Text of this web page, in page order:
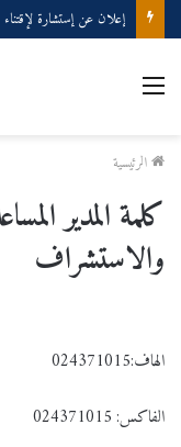
إعلان عن إستشارة
القائمة
الرئيسية
كلمة المدير
والاستشراف
الهاف:024371015
الفاكس: 024371015